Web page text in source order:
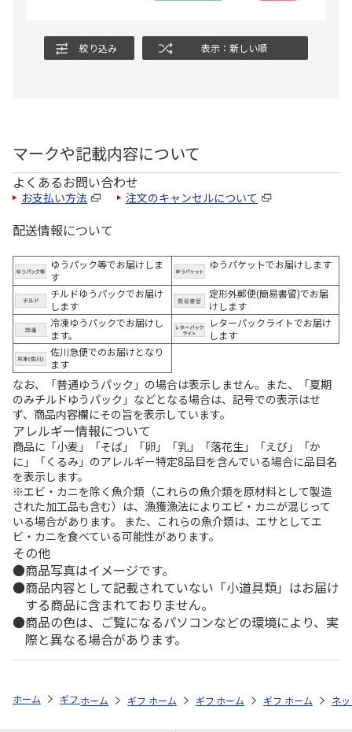
絞り込み 表示：新しい順
マークや記載内容について
よくあるお問い合わせ
お支払い方法 注文のキャンセルについて
配送情報について
ゆうパック等でお届けしま
す
ゆうパケットでお届けします
チルドゆうパックでお届け
します
定形外郵便(簡易書留)でお届
けします
冷凍ゆうパックでお届けし
ます。
レターパックライトでお届け
します
佐川急便でのお届けとなり
ます
なお、「普通ゆうパック」の場合は表示しません。また、「夏期
のみチルドゆうパック」などとなる場合は、記号での表示はせ
ず、商品内容欄にその旨を表示しています。
アレルギー情報について
商品に「小麦」「そば」「卵」「乳」「落花生」「えび」「か
に」「くるみ」のアレルギー特定8品目を含んでいる場合に品目名
を表示します。
※エビ・カニを除く魚介類（これらの魚介類を原材料として製造
された加工品も含む）は、漁獲漁法によりエビ・カニが混じって
いる場合があります。 また、これらの魚介類は、エサとしてエ
ビ・カニを食べている可能性があります。
その他
商品写真はイメージです。
商品内容として記載されていない「小道具類」はお届け
する商品に含まれておりません。
商品の色は、ご覧になるパソコンなどの環境により、実
際と異なる場合があります。
ホーム ギフトストア お中元・夏ギフト特集 2026 おつまみ・お惣菜
ホーム ギフトストア お中元・夏ギフト特集 2026
ホーム ギフトストア お中元・夏ギフト
ホーム ギフトストア お
ホーム ネ